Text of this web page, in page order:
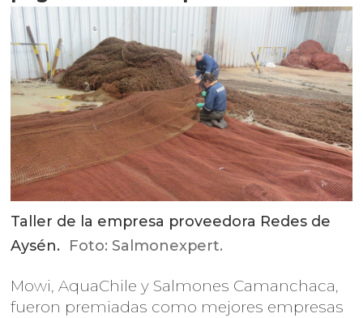
Taller de la empresa proveedora Redes de
Aysén. Foto: Salmonexpert.
Mowi, AquaChile y Salmones Camanchaca,
fueron premiadas como mejores empresas